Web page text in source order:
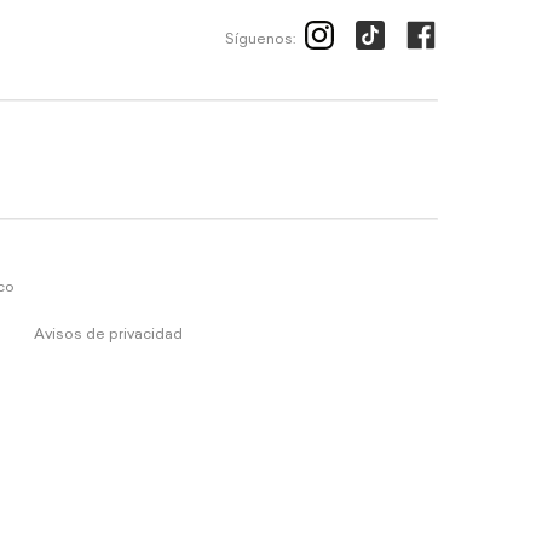
Síguenos:
Avisos de privacidad